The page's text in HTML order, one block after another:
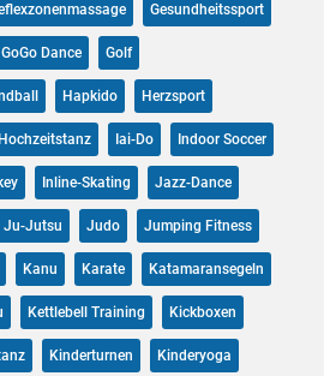
Gesundheitssport
GoGo Dance Golf
Hapkido Herzsport
Hochzeitstanz Iai-Do Indoor Soccer
Inline-Skating Jazz-Dance
Ju-Jutsu Judo Jumping Fitness
Kanu Karate Katamaransegeln
Kettlebell Training Kickboxen
Kinderturnen Kinderyoga